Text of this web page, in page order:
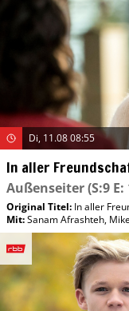
Di, 11.08 08:55
In aller
Außenseiter(S:9 E:
Original Titel: In aller
Mit:Sanam Afrashteh,